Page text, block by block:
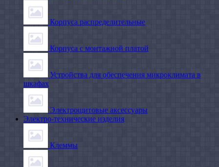
Корпуса распределительные
Корпуса с монтажной платой
Устройства для обеспечения микроклимата в
шкафах
Электрощитовые аксессуары
Электро-технические изделия
Клеммы